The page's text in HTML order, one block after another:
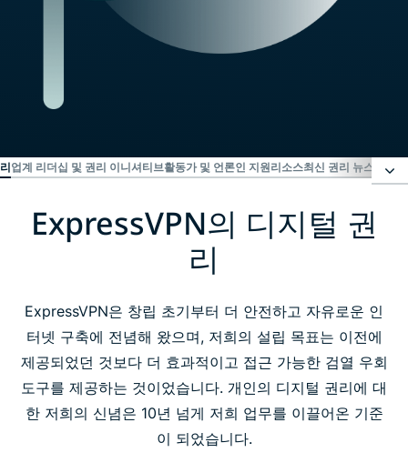
업계 리더십 및 권리 이니셔티브활동가 및 언론인 지원리소스최신 권리 뉴스 최신
ExpressVPN의 디지털 권리
업계 리더십 및 권리 이니셔티브
활동가 및 언론인 지원
리소스
ExpressVPN의 디지털 권
리
ExpressVPN은 창립 초기부터 더 안전하고 자유로운 인
터넷 구축에 전념해 왔으며, 저희의 설립 목표는 이전에
제공되었던 것보다 더 효과적이고 접근 가능한 검열 우회
도구를 제공하는 것이었습니다. 개인의 디지털 권리에 대
한 저희의 신념은 10년 넘게 저희 업무를 이끌어온 기준
이 되었습니다.